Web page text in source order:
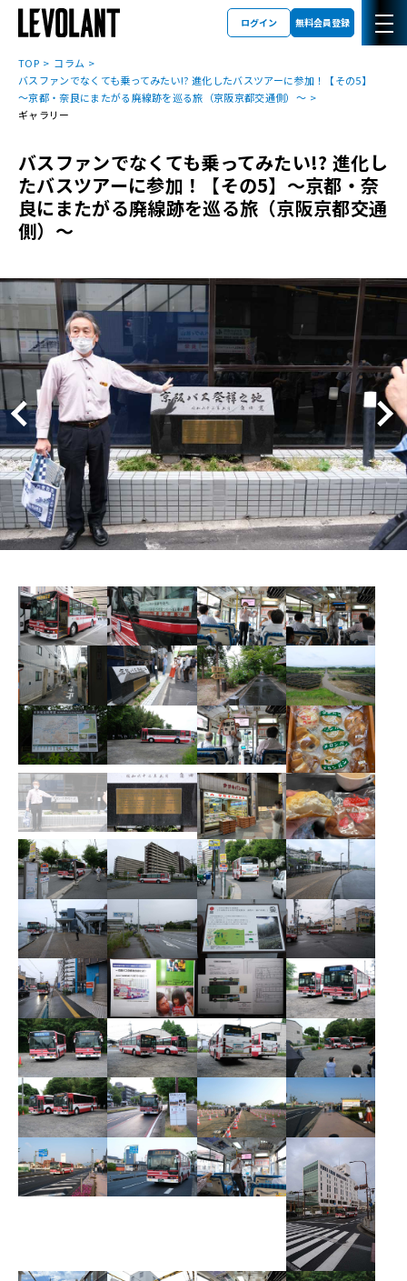
ログイン 無料会員登録
TOP
コラム
バスファンでなくても乗ってみたい!? 進化したバスツアーに参加！【その5】
～京都・奈良にまたがる廃線跡を巡る旅（京阪京都交通側）～
ギャラリー
バスファンでなくても乗ってみたい!? 進化し
たバスツアーに参加！【その5】～京都・奈
良にまたがる廃線跡を巡る旅（京阪京都交通
側）～